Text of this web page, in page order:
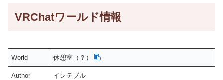
VRChatワールド情報
World 休憩室（？）
Author インテブル